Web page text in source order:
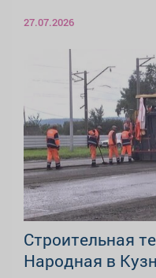
27.07.2026
Строительная
Народная в